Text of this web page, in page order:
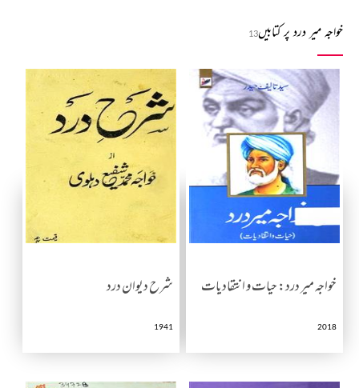
خواجہ میر درد پر کتابیں13
خواجہ میر درد: حیات و انتقادیات
2018
شرح دیوان درد
1941